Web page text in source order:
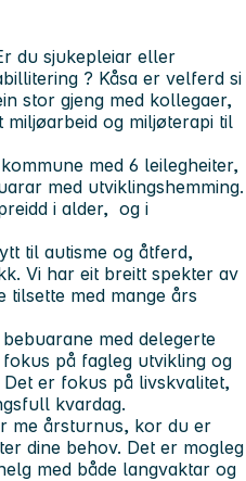
du sjukepleiar eller
? Kåsa er velferd si
stor gjeng med kollegaer,
og miljøterapi til
med 6 leilegheiter,
med utviklingshemming.
i alder, og i
til autisme og åtferd,
Vi har eit breitt spekter av
tilsette med mange års
med delegerte
på fagleg utvikling og
er fokus på livskvalitet,
kvardag.
me årsturnus, kor du er
dine behov. Det er mogleg
med både langvaktar og